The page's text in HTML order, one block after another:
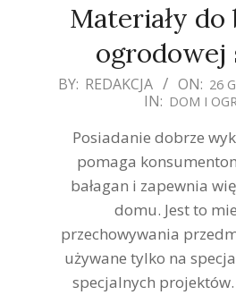
Materiały
ogrodowej
2019-
BY: REDAKCJA ON: 26
IN: DOM I
Posiadanie dobrze
pomaga
bałagan i zapewnia
domu. Jest to
przechowywania
używane tylko na
specjalnych